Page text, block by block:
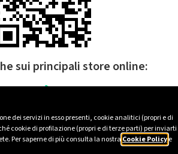
dei servizi in esso presenti, cookie analitici (propri e di
cookie di profilazione (propri e di terze parti) per inviarti
Per saperne di più consulta la nostra Cookie Policye
sui principali store online: